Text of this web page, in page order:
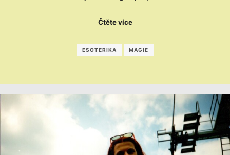
Čtěte více
ESOTERIKA MAGIE